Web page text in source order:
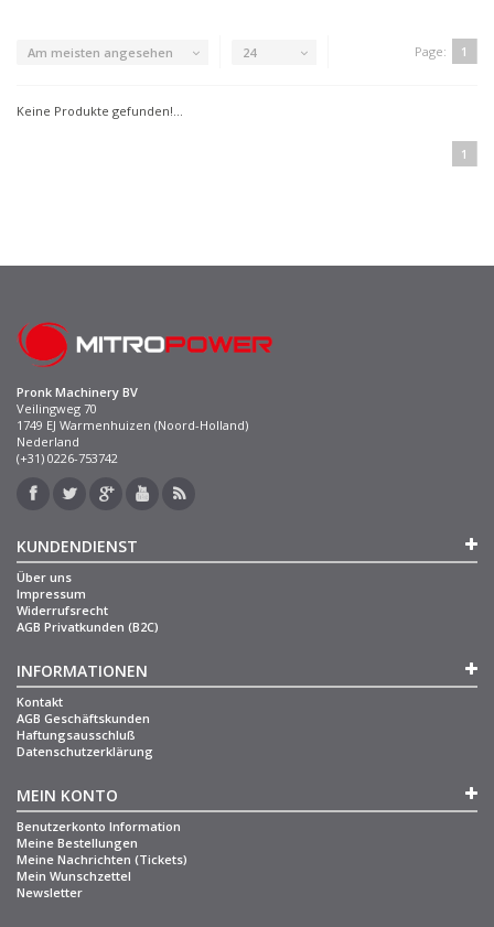
Am meisten angesehen 24 Page: 1
Keine Produkte gefunden!...
1
Pronk Machinery BV
Veilingweg 70
1749 EJ Warmenhuizen (Noord-Holland)
Nederland
(+31) 0226-753742
KUNDENDIENST
Über uns
Impressum
Widerrufsrecht
AGB Privatkunden (B2C)
INFORMATIONEN
Kontakt
AGB Geschäftskunden
Haftungsausschluß
Datenschutzerklärung
MEIN KONTO
Benutzerkonto Information
Meine Bestellungen
Meine Nachrichten (Tickets)
Mein Wunschzettel
Newsletter